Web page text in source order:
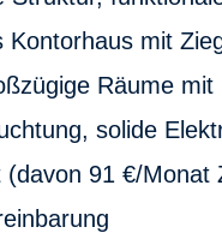
mit
Räume
solide
91 €/Monat